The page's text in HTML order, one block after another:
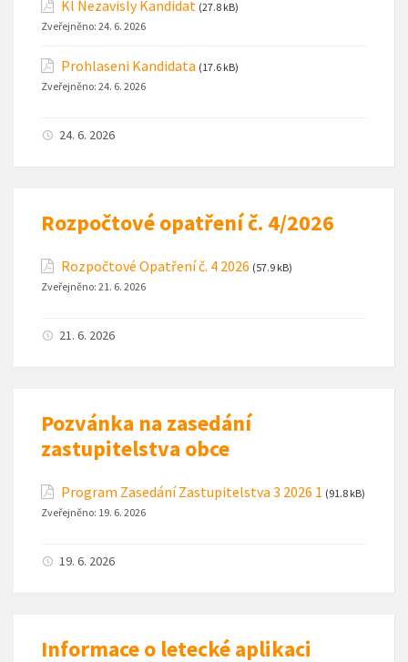
Kl Nezavisly Kandidat (27.8 kB)
Zveřejněno: 24. 6. 2026
Prohlaseni Kandidata (17.6 kB)
Zveřejněno: 24. 6. 2026
24. 6. 2026
Rozpočtové opatření č. 4/2026
Rozpočtové Opatření č. 4 2026 (57.9 kB)
Zveřejněno: 21. 6. 2026
21. 6. 2026
Pozvánka na zasedání
zastupitelstva obce
Program Zasedání Zastupitelstva 3 2026 1 (91.8 kB)
Zveřejněno: 19. 6. 2026
19. 6. 2026
Informace o letecké aplikaci